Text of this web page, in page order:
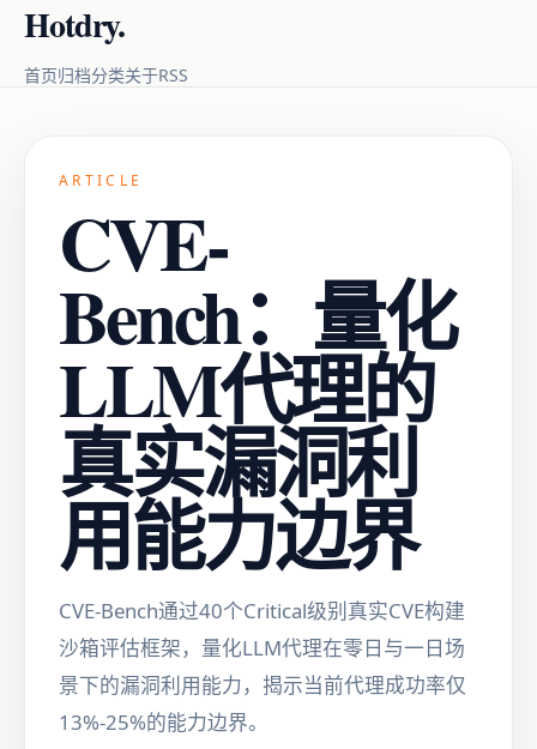
Hotdry.
首页归档分类关于RSS
ARTICLE
CVE-
Bench：量化
LLM代理的
真实漏洞利
用能力边界
CVE-Bench通过40个Critical级别真实CVE构建
沙箱评估框架，量化LLM代理在零日与一日场
景下的漏洞利用能力，揭示当前代理成功率仅
13%-25%的能力边界。